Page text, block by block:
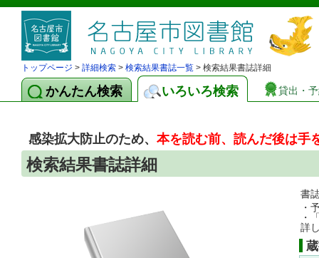
トップページ > 詳細検索 > 検索結果書誌一覧 > 検索結果書誌詳細
かんたん検索 いろいろ検索 貸出・
感染拡大防止のため、 本を読む前、読んだ後は手
検索結果書誌詳細
書
・
・
詳